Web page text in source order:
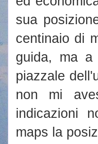
sua
centinaio di
guida, ma
piazzale
non mi
indicazioni
maps la